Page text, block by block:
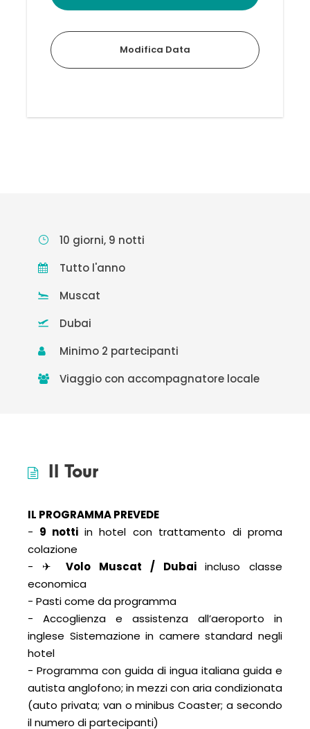
Modifica Data
10 giorni, 9 notti
Tutto l'anno
Muscat
Dubai
Minimo 2 partecipanti
Viaggio con accompagnatore locale
Il Tour
IL PROGRAMMA PREVEDE
- 9 notti in hotel con trattamento di proma
colazione
- ✈Volo Muscat / Dubaiincluso classe
economica
- Pasti come da programma
- Accoglienza e assistenza all’aeroporto in
inglese Sistemazione in camere standard negli
hotel
- Programma con guida di ingua italiana guida e
autista anglofono; in mezzi con aria condizionata
(auto privata; van o minibus Coaster; a secondo
il numero di partecipanti)